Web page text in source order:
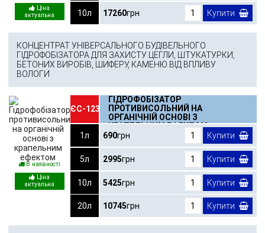
10л 17260грн Купити
КОНЦЕНТРАТ УНІВЕРСАЛЬНОГО БУДІВЕЛЬНОГО
ГІДРОФОБІЗАТОРА ДЛЯ ЗАХИСТУ ЦЕГЛИ, ШТУКАТУРКИ,
БЕТОНИХ ВИРОБІВ, ШИФЕРУ, КАМЕНЮ ВІД ВПЛИВУ
ВОЛОГИ
В наявності
ЄС-123
ГІДРОФОБІЗАТОР
ПРОТИВИСОЛЬНИЙ НА
ОРГАНІЧНІЙ ОСНОВІ З
КРАПЕЛЬНИМ ЕФЕКТОМ
1л
690грн Купити
5л 2995грн Купити
10л 5425грн Купити
20л 10745грн Купити